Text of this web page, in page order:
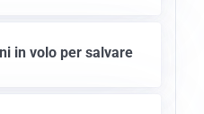
in volo per salvare